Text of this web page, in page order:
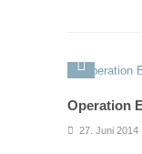
Operation
27. Juni 2014